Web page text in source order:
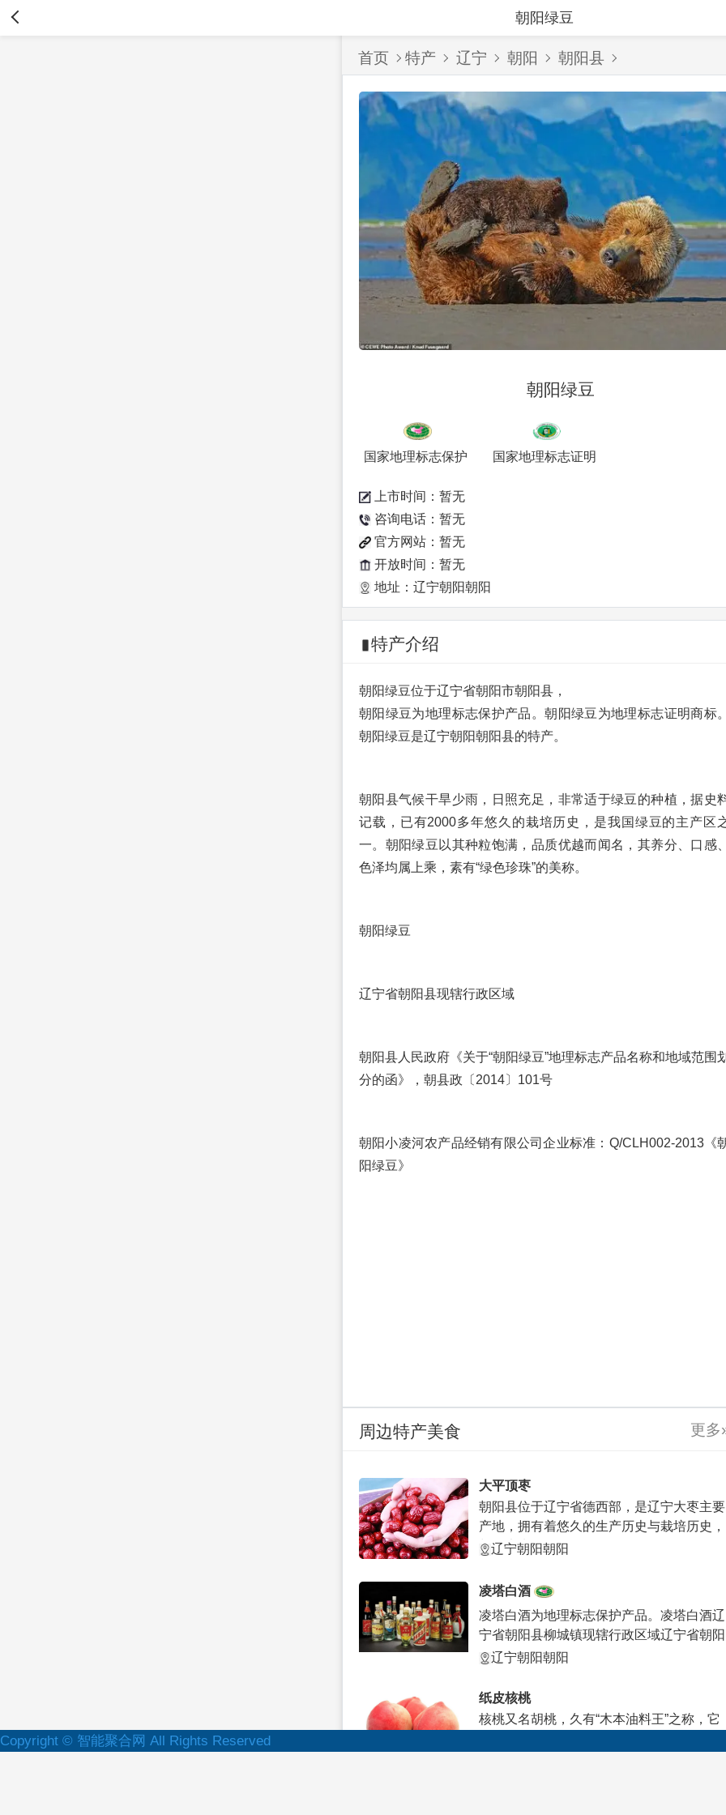
朝阳绿豆
首页 特产 辽宁 朝阳 朝阳县
朝阳绿豆
国家地理标志保护
国家地理标志证明
上市时间：暂无
咨询电话：暂无
官方网站：暂无
开放时间：暂无
地址：辽宁朝阳朝阳
特产介绍
朝阳绿豆位于辽宁省朝阳市朝阳县，
朝阳绿豆为地理标志保护产品。朝阳绿豆为地理标志证明商标
朝阳绿豆是辽宁朝阳朝阳县的特产。
朝阳县气候干旱少雨，日照充足，非常适于绿豆的种植，据史
记载，已有2000多年悠久的栽培历史，是我国绿豆的主产区
一。朝阳绿豆以其种粒饱满，品质优越而闻名，其养分、口感
色泽均属上乘，素有“绿色珍珠”的美称。
朝阳绿豆
辽宁省朝阳县现辖行政区域
朝阳县人民政府《关于“朝阳绿豆”地理标志产品名称和地域范围
分的函》，朝县政〔2014〕101号
朝阳小凌河农产品经销有限公司企业标准：Q/CLH002-2013《
阳绿豆》
周边特产美食 更多
大平顶枣
朝阳县位于辽宁省德西部，是辽宁大枣主要
产地，拥有着悠久的生产历史与栽培历史，
朝阳大枣
辽宁朝阳朝阳
凌塔白酒
凌塔白酒为地理标志保护产品。凌塔白酒辽
宁省朝阳县柳城镇现辖行政区域辽宁省朝阳
县人民政
辽宁朝阳朝阳
纸皮核桃
核桃又名胡桃，久有“木本油料王”之称，它
Copyright © 智能聚合网 All Rights Reserved